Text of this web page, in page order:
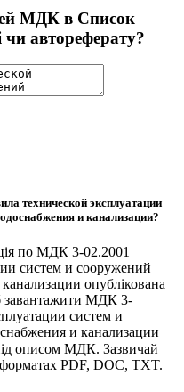
МДК в Список
чи автореферату?
технической эксплуатации
и канализации?
по МДК 3-02.2001
систем и сооружений
опублікована
завантажити МДК 3-
систем и
и канализации
описом МДК. Зазвичай
форматах PDF, DOC, TXT.